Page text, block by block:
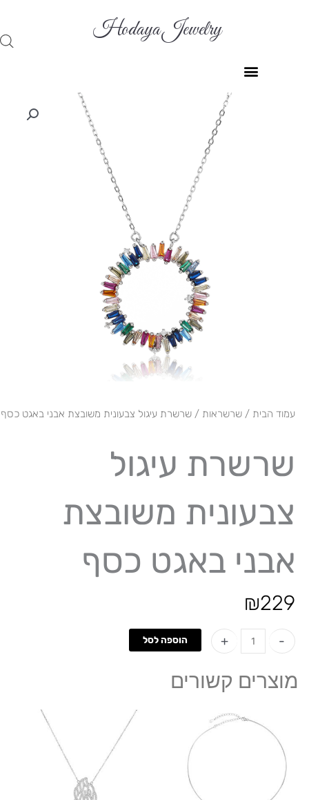
Hodaya Jewelry
עמוד הבית / שרשראות / שרשרת עיגול צבעונית משובצת אבני באגט כסף
שרשרת עיגול
צבעונית משובצת
אבני באגט כסף
₪229
-כמות
של
עיגול
באגט
כסף
+ הוספה לסל
מוצרים קשורים